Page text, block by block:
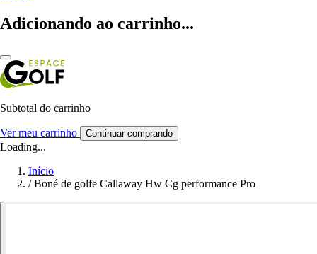
Adicionando ao carrinho...
Subtotal do carrinho
Ver meu carrinho Continuar comprando
Loading...
Início
/ Boné de golfe Callaway Hw Cg performance Pro